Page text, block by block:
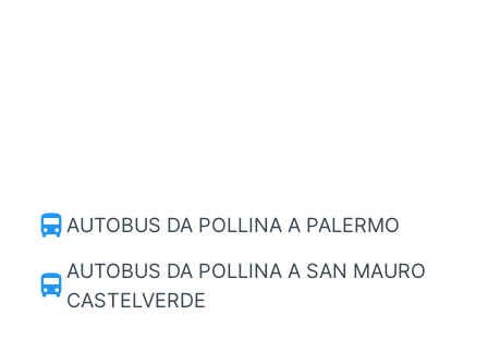
directions_bus AUTOBUS DA POLLINA A PALERMO
directions_bus AUTOBUS DA POLLINA A SAN MAURO
CASTELVERDE